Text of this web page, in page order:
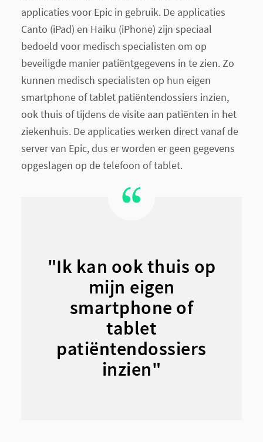
applicaties voor Epic in gebruik. De applicaties
Canto (iPad) en Haiku (iPhone) zijn speciaal
bedoeld voor medisch specialisten om op
beveiligde manier patiëntgegevens in te zien. Zo
kunnen medisch specialisten op hun eigen
smartphone of tablet patiëntendossiers inzien,
ook thuis of tijdens de visite aan patiënten in het
ziekenhuis. De applicaties werken direct vanaf de
server van Epic, dus er worden er geen gegevens
opgeslagen op de telefoon of tablet.
"Ik kan ook thuis op
mijn eigen
smartphone of
tablet
patiëntendossiers
inzien"